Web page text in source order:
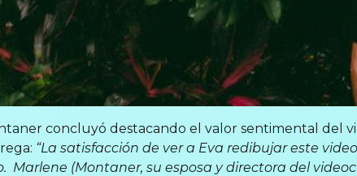
concluyó destacando el valor sentimental del
“La satisfacción de ver a Eva redibujar este
Marlene (Montaner, su esposa y directora del